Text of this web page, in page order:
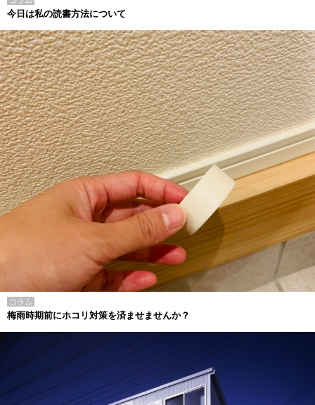
今日は私の読書方法について
コラム
梅雨時期前にホコリ対策を済ませませんか？